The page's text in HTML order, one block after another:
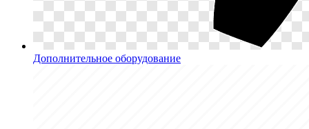
Дополнительное оборудование